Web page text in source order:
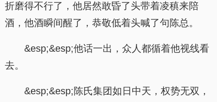
折磨得不行了，他居然敢昏了头带着凌稹来陪
酒，他酒瞬间醒了，恭敬低着头喊了句陈总。
&esp;&esp;他话一出，众人都循着他视线看
去。
&esp;&esp;陈氏集团如日中天，权势无双，